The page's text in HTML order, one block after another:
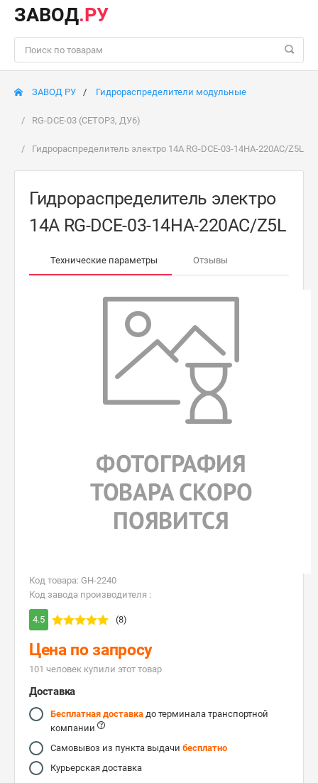
ЗАВОД.РУ
ЗАВОД РУ Гидрораспределители модульные
RG-DCE-03 (CETOP3, ДУ6)
Гидрораспределитель электро 14A RG-DCE-03-14HA-220AC/Z5L
Гидрораспределитель электро
14A RG-DCE-03-14HA-220AC/Z5L
Технические параметры Отзывы
Код товара: GH-2240
Код завода производителя :
4.5 (8)
Цена по запросу
101 человек купили этот товар
Доставка
Бесплатная доставка до терминала транспортной
компании
Самовывоз из пункта выдачи бесплатно
Курьерская доставка